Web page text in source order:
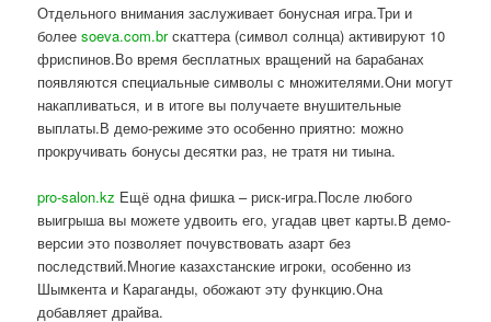
Отдельного внимания заслуживает бонусная игра.Три и
болееsoeva.com.brскаттера (символ солнца) активируют 10
фриспинов.Во время бесплатных вращений на барабанах
появляются специальные символы с множителями.Они могут
накапливаться, и в итоге вы получаете внушительные
выплаты.В демо-режиме это особенно приятно: можно
прокручивать бонусы десятки раз, не тратя ни тиына.
pro-salon.kz Ещё одна фишка – риск-игра.После любого
выигрыша вы можете удвоить его, угадав цвет карты.В демо-
версии это позволяет почувствовать азарт без
последствий.Многие казахстанские игроки, особенно из
Шымкента и Караганды, обожают эту функцию.Она
добавляет драйва.